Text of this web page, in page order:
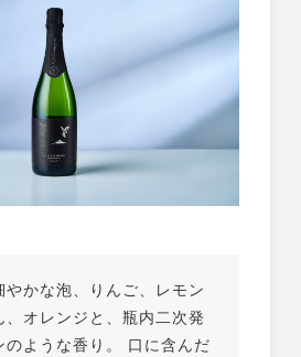
やかな泡、りんご、レモン
、オレンジと、瓶内二次発
のような香り。 口に含んだ